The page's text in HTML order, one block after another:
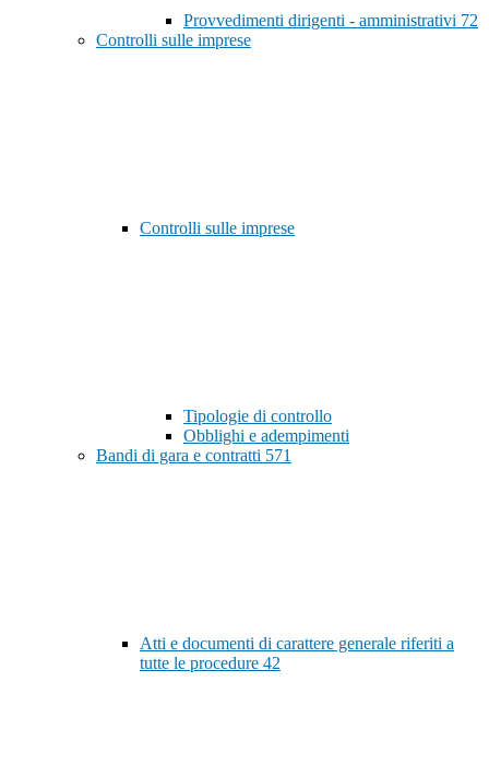
Provvedimenti dirigenti - amministrativi 72
Controlli sulle imprese
Controlli sulle imprese
Tipologie di controllo
Obblighi e adempimenti
Bandi di gara e contratti 571
Atti e documenti di carattere generale riferiti a
tutte le procedure 42